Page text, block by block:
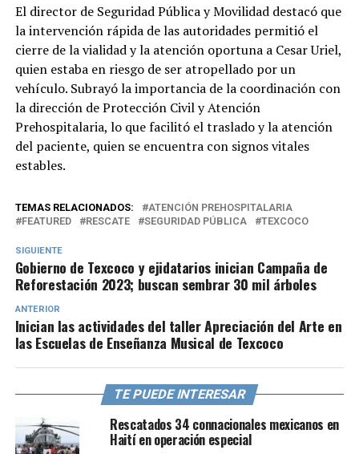
El director de Seguridad Pública y Movilidad destacó que
la intervención rápida de las autoridades permitió el
cierre de la vialidad y la atención oportuna a Cesar Uriel,
quien estaba en riesgo de ser atropellado por un
vehículo. Subrayó la importancia de la coordinación con
la dirección de Protección Civil y Atención
Prehospitalaria, lo que facilitó el traslado y la atención
del paciente, quien se encuentra con signos vitales
estables.
TEMAS RELACIONADOS:
ATENCIÓN PREHOSPITALARIA
FEATURED
RESCATE SEGURIDAD PÚBLICA TEXCOCO
SIGUIENTE
Gobierno de Texcoco y ejidatarios inician Campaña de
Reforestación 2023; buscan sembrar 30 mil árboles
ANTERIOR
Inician las actividades del taller Apreciación del Arte en
las Escuelas de Enseñanza Musical de Texcoco
TE PUEDE INTERESAR
Rescatados 34 connacionales mexicanos en
Haití en operación especial